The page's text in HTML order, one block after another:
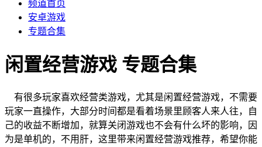
频道首页
安卓游戏
专题合集
闲置经营游戏 专题合集
有很多玩家喜欢经营类游戏，尤其是闲置经营游戏，不需要
玩家一直操作，大部分时间都是看着场景里顾客人来人往，自
己的收益不断增加，就算关闭游戏也不会有什么坏的影响，因
为是单机的，不用肝，这里带来闲置经营游戏推荐，希望你能